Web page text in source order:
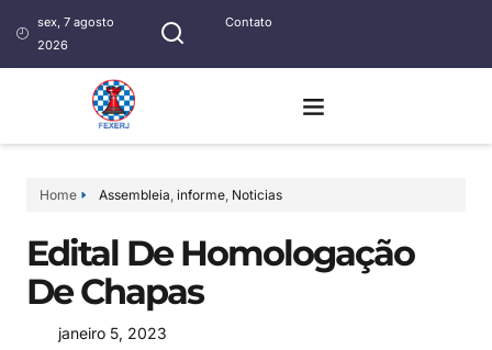
sex, 7 agosto
2026
Contato
Home Assembleia, informe, Noticias
Edital De Homologação
De Chapas
janeiro 5, 2023